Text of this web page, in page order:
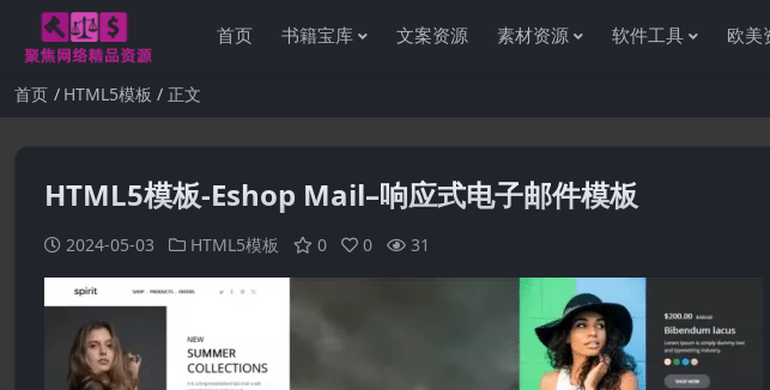
首页 书籍宝库 文案资源 素材资源 软件工具 欧美
首页 HTML5模板 正文
HTML5模板-Eshop Mail–响应式电子邮件模板
2024-05-03 HTML5模板 0 0 31 感谢您访问资源杂